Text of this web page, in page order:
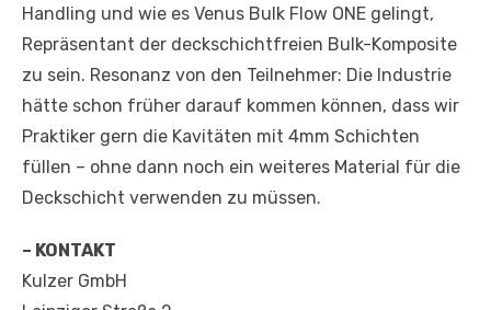
Handling und wie es Venus Bulk Flow ONE gelingt,
Repräsentant der deckschichtfreien Bulk-Komposite
zu sein. Resonanz von den Teilnehmer: Die Industrie
hätte schon früher darauf kommen können, dass wir
Praktiker gern die Kavitäten mit 4mm Schichten
füllen – ohne dann noch ein weiteres Material für die
Deckschicht verwenden zu müssen.
– KONTAKT
Kulzer GmbH